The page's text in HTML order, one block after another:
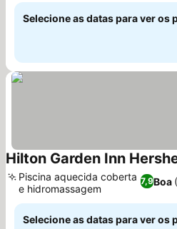
Selecione as datas para ver os
Hilton Garden Inn
7,9Boa
Piscina aquecida coberta
e hidromassagem
Selecione as datas para ver os